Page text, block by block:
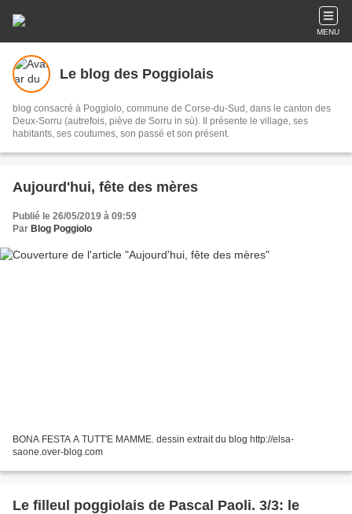
MENU
Le blog des Poggiolais
blog consacré à Poggiolo, commune de Corse-du-Sud, dans le canton des
Deux-Sorru (autrefois, piève de Sorru in sù). Il présente le village, ses
habitants, ses coutumes, son passé et son présent.
Aujourd'hui, fête des mères
Publié le 26/05/2019 à 09:59
Par Blog Poggiolo
BONA FESTA A TUTT'E MAMME. dessin extrait du blog http://elsa-
saone.over-blog.com
Le filleul poggiolais de Pascal Paoli. 3/3: le